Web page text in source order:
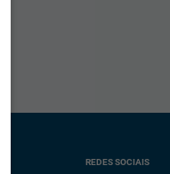
REDES SOCIAIS